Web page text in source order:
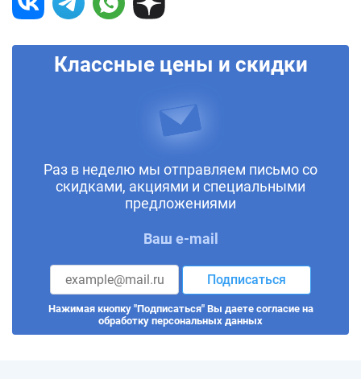
Классные цены и скидки
Раз в неделю мы отправляем письмо со
скидками, акциями и специальными
предложениями
Ваш e-mail
Подписаться
Нажимая кнопку "Подписаться" Вы даете согласие на
обработку персональных данных